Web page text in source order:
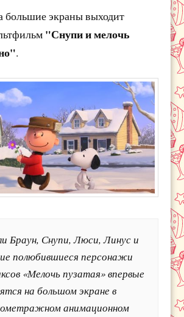
большие экраны выходит
"Снупи и мелочь
.
Браун, Снупи, Люси, Линус и
полюбившиеся персонажи
«Мелочь пузатая» впервые
на большом экране в
анимационном